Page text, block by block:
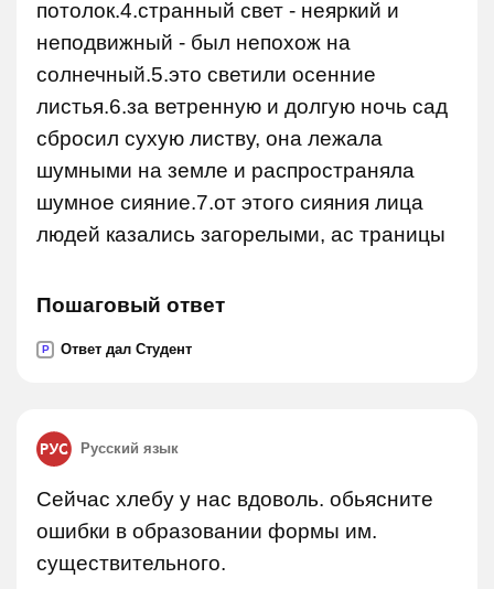
потолок.4.странный свет - неяркий и
неподвижный - был непохож на
солнечный.5.это светили осенние
листья.6.за ветренную и долгую ночь сад
сбросил сухую листву, она лежала
шумными на земле и распространяла
шумное сияние.7.от этого сияния лица
людей казались загорелыми, ас траницы
Пошаговый ответ
P Ответ дал Студент
Русский язык
Сейчас хлебу у нас вдоволь. обьясните
ошибки в образовании формы им.
существительного.